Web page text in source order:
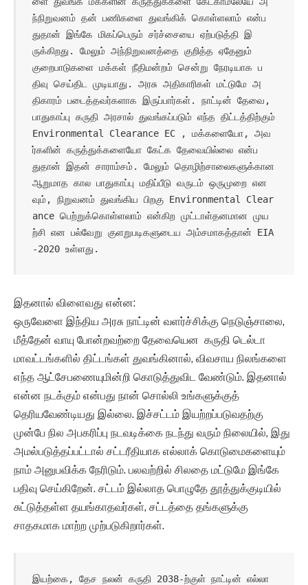
ந்நிறுவனம் தன் பணிகளை துவங்கிக் கொள்ளலாம் என்ப
துதான் இங்கே மிகப்பெரும் சர்ச்சையை ஏற்படுத்தி இ
ருக்கிறது. மேலும் அந்நிறுவனத்தை குறித்த ஏதேனும்
குறைபாடுகளை மக்கள் நீதிமன்றம் சென்று நேரடியாக ப
திவு செய்திட முடியாது. அரசு அதிகாரிகள் மட்டுமே அ
திகாரம் படைத்தவர்களாக இருப்பார்கள். நாட்டின் தேவை,
பாதுகாப்பு கருதி அரசால் துவங்கப்படும் எந்த திட்டத்திற்கும்
Environmental Clearance EC , மக்களையோ, அவ
ர்களின் கருத்துக்களையோ கேட்க தேவையில்லை என்ப
துதான் இதன் சாராம்சம். மேலும் தொழிற்சாலைகளுக்கான
ஆறுமாத கால பாதுகாப்பு மதிப்பீடு வருடம் ஒருமுறை என
வும், நிறுவனம் துவங்கிய பிறகு Environmental Clear
ance பெற்றுக்கொள்ளலாம் என்கிற முட்டாள்தனமான முய
ற்சி என பல்வேறு குளறுபடிகளுடைய அம்சமாகத்தான் EIA
-2020 உள்ளது.
இதனால் விளைவது என்ன:
ஒருவேளை இந்திய அரசு நாட்டின் வளர்ச்சிக்கு நெடுஞ்சாலை,
மீத்தேன் வாயு போன்றவற்றை தேவையென கருதி டெல்டா
மாவட்டங்களில் திட்டங்கள் துவங்கினால், விவசாய நிலங்களை
எந்த ஆட்சேபணையுமின்றி கொடுத்துவிட வேண்டும். இதனால்
என்ன நடக்கும் என்பது நான் சொல்லி உங்களுக்குத்
தெரியவேண்டியது இல்லை. இச்சட்டம் இயற்றப்படுவதற்கு
முன்பே நில அபகரிப்பு நடவடிக்கை நடந்து வரும் நிலையில், இது
அமல்படுத்தப்பட்டால் சட்டரீதியாக எல்லாக் கொடுமைகளையும்
நாம் அனுபவிக்க நேரிடும். பலவற்றில் சிலதை மட்டுமே இங்கே
பதிவு செய்கிறேன். சட்டம் இல்லாத பொழுதே தூத்துக்குடியில்
சுட்டுத்தள்ள தயங்காதவர்கள், சட்டத்தை தங்களுக்கு
சாதகமாக மாற்ற முற்படுகிறார்கள்.
இயற்கை, தேச நலன் கருதி 2038-ற்குள் நாட்டின் எல்லா